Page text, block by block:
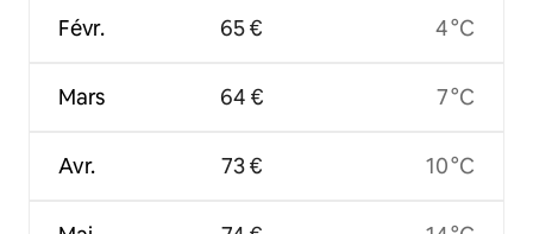
Févr.
Mars
Avr.
65 €
64 €
73 €
4 °C
7 °C
10 °C